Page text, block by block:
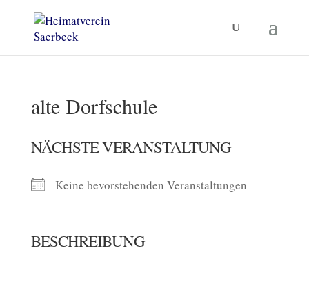
alte Dorfschule
NÄCHSTE VERANSTALTUNG
Keine bevorstehenden Veranstaltungen
BESCHREIBUNG